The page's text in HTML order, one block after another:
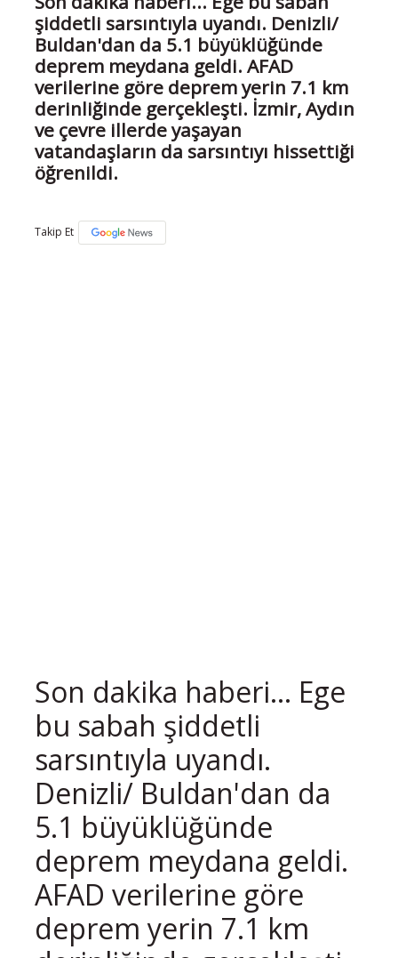
şiddetli sarsıntıyla uyandı. Denizli/
Buldan'dan da 5.1 büyüklüğünde
deprem meydana geldi. AFAD
verilerine göre deprem yerin 7.1 km
derinliğinde gerçekleşti. İzmir, Aydın
ve çevre illerde yaşayan
vatandaşların da sarsıntıyı hissettiği
öğrenildi.
Takip Et
Son dakika haberi... Ege
bu sabah şiddetli
sarsıntıyla uyandı.
Denizli/ Buldan'dan da
5.1 büyüklüğünde
deprem meydana geldi.
AFAD verilerine göre
deprem yerin 7.1 km